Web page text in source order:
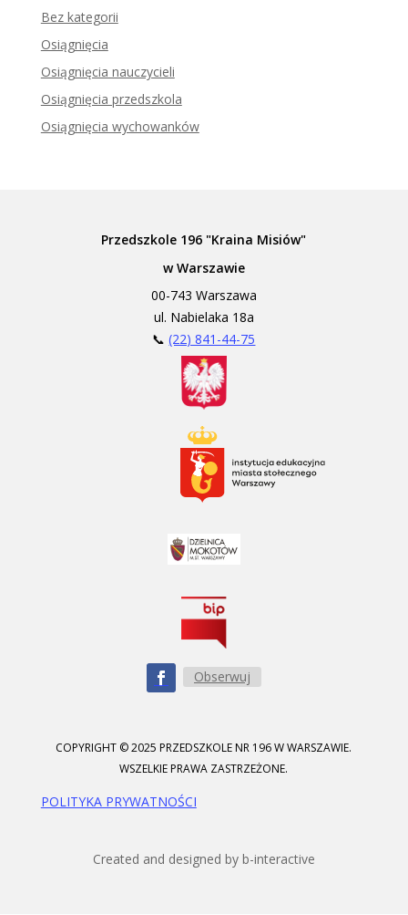
Bez kategorii
Osiągnięcia
Osiągnięcia nauczycieli
Osiągnięcia przedszkola
Osiągnięcia wychowanków
Przedszkole 196 "Kraina Misiów"
w Warszawie
00-743 Warszawa
ul. Nabielaka 18a
📞(22) 841-44-75
Obserwuj
COPYRIGHT © 2025 PRZEDSZKOLE NR 196 W WARSZAWIE.
WSZELKIE PRAWA ZASTRZEŻONE.
POLITYKA PRYWATNOŚCI
Created and designed by b-interactive